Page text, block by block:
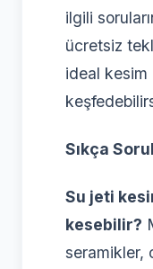
ilgili
ücretsiz
ideal kesim
Sıkça
Su jeti
kesebilir?
seramikler,